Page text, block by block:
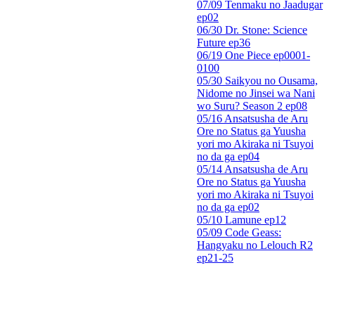
07/09 Tenmaku no Jaadugar
ep02
06/30 Dr. Stone: Science
Future ep36
06/19 One Piece ep0001-
0100
05/30 Saikyou no Ousama,
Nidome no Jinsei wa Nani
wo Suru? Season 2 ep08
05/16 Ansatsusha de Aru
Ore no Status ga Yuusha
yori mo Akiraka ni Tsuyoi
no da ga ep04
05/14 Ansatsusha de Aru
Ore no Status ga Yuusha
yori mo Akiraka ni Tsuyoi
no da ga ep02
05/10 Lamune ep12
05/09 Code Geass:
Hangyaku no Lelouch R2
ep21-25